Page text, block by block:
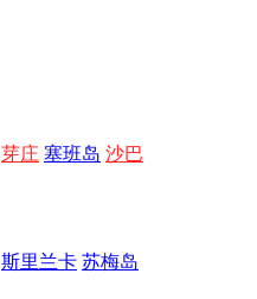
芽庄 塞班岛 沙巴
斯里兰卡 苏梅岛